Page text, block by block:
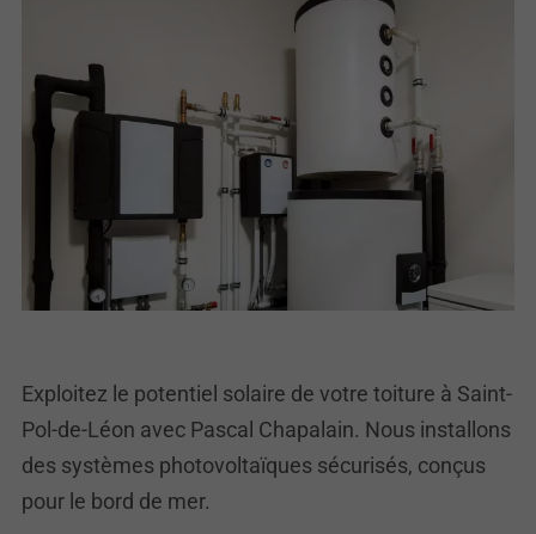
Exploitez le potentiel solaire de votre toiture à Saint-
Pol-de-Léon avec Pascal Chapalain. Nous installons
des systèmes photovoltaïques sécurisés, conçus
pour le bord de mer.